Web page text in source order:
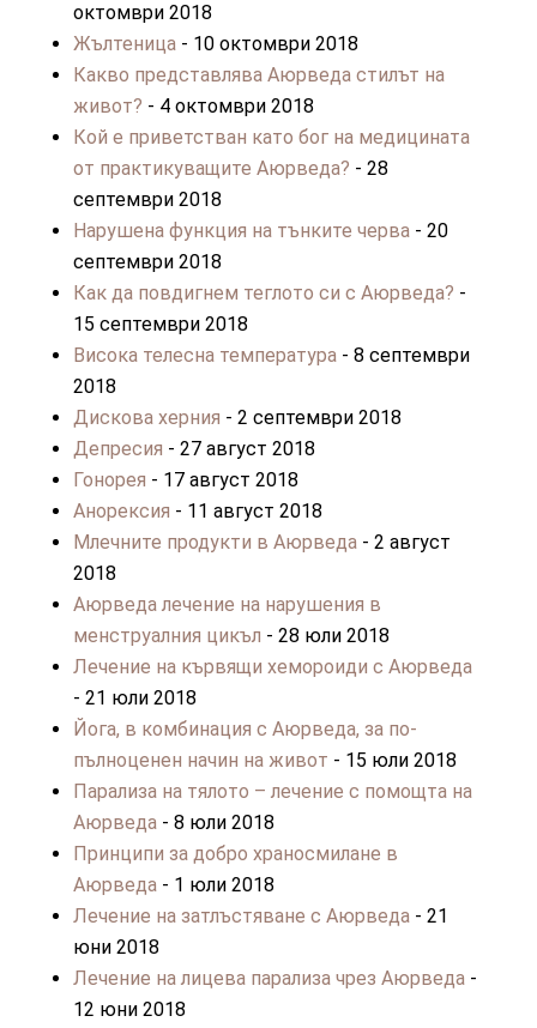
октомври 2018
Жълтеница- 10 октомври 2018
Какво представлява Аюрведа стилът на
живот? - 4 октомври 2018
Кой е приветстван като бог на медицината
от практикуващите Аюрведа? - 28
септември 2018
Нарушена функция на тънките черва- 20
септември 2018
Как да повдигнем теглото си с Аюрведа? -
15 септември 2018
Висока телесна температура- 8 септември
2018
Дискова херния - 2 септември 2018
Депресия - 27 август 2018
Гонорея - 17 август 2018
Анорексия - 11 август 2018
Млечните продукти в Аюрведа- 2 август
2018
Аюрведа лечение на нарушения в
менструалния цикъл - 28 юли 2018
Лечение на кървящи хемороиди с Аюрведа
- 21 юли 2018
Йога, в комбинация с Аюрведа, за по-
пълноценен начин на живот - 15 юли 2018
Парализа на тялото – лечение с помощта на
Аюрведа- 8 юли 2018
Принципи за добро храносмилане в
Аюрведа- 1 юли 2018
Лечение на затлъстяване с Аюрведа- 21
юни 2018
Лечение на лицева парализа чрез Аюрведа-
12 юни 2018